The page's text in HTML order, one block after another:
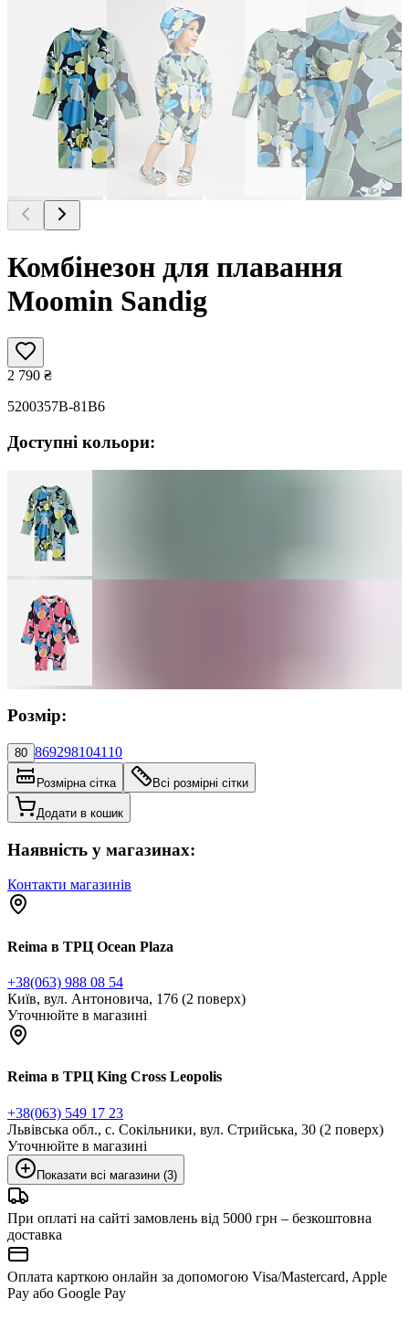
Комбінезон для плавання
Moomin Sandig
2 790 ₴
5200357B-81B6
Доступні кольори:
Розмір:
80 869298104110
Розмірна сітка Всі розмірні сітки
Додати в кошик
Наявність у магазинах:
Контакти магазинів
Reima в ТРЦ Ocean Plaza
+38(063) 988 08 54
Київ, вул. Антоновича, 176 (2 поверх)
Уточнюйте в магазині
Reima в ТРЦ King Cross Leopolis
+38(063) 549 17 23
Львівська обл., с. Сокільники, вул. Стрийська, 30 (2 поверх)
Уточнюйте в магазині
Показати всі магазини (3)
При оплаті на сайті замовлень від 5000 грн – безкоштовна
доставка
Оплата карткою онлайн за допомогою Visa/Mastercard, Apple
Pay або Google Pay